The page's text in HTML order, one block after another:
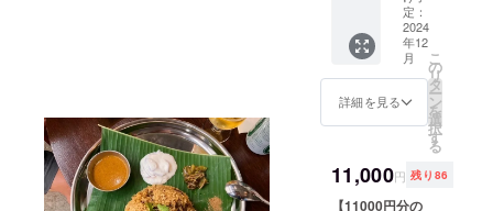
注目さ
れてい
るモリ
ンガ野
菜の部
分で
いませ
んが完
全な
350g×3
個】 世
にも珍
しいド
ラムス
ティッ
クのビ
リヤニ
させて
いただ
きま
定：
2024
年12
月
詳細を見る
こ
の
リ
タ
ー
ン
を
選
択
す
る
11,000円 残り86
【11000円分の